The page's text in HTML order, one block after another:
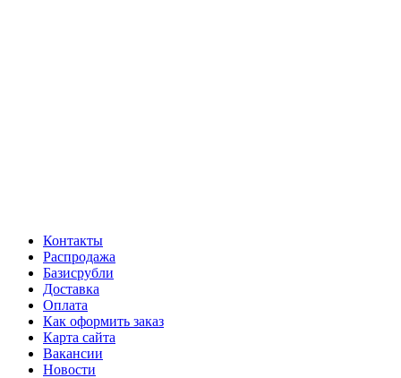
Контакты
Распродажа
Базисрубли
Доставка
Оплата
Как оформить заказ
Карта сайта
Вакансии
Новости